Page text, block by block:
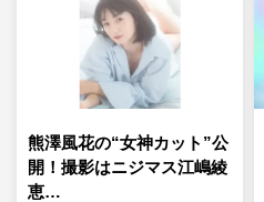
熊澤風花の“女神カット”公
開！撮影はニジマス江嶋綾
恵…